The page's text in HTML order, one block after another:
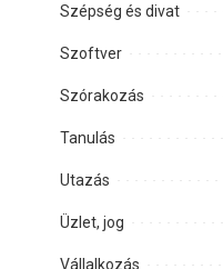
Szépség és divat
Szoftver
Szórakozás
Tanulás
Utazás
Üzlet, jog
Vállalkozás